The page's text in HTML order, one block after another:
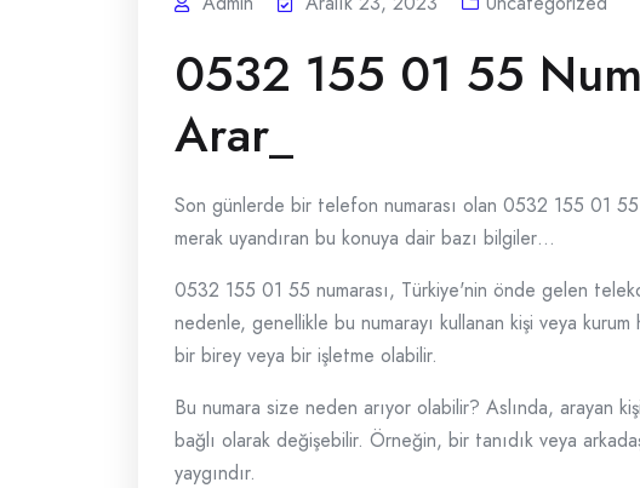
0532 155 01 55
Arar_
Son günlerde bir telefon numarası olan 0532 155 01
merak uyandıran bu konuya dair bazı bilgiler…
0532 155 01 55 numarası, Türkiye'nin önde gelen
nedenle, genellikle bu numarayı kullanan kişi veya
bir birey veya bir işletme olabilir.
Bu numara size neden arıyor olabilir? Aslında, arayan
bağlı olarak değişebilir. Örneğin, bir tanıdık veya
yaygındır.